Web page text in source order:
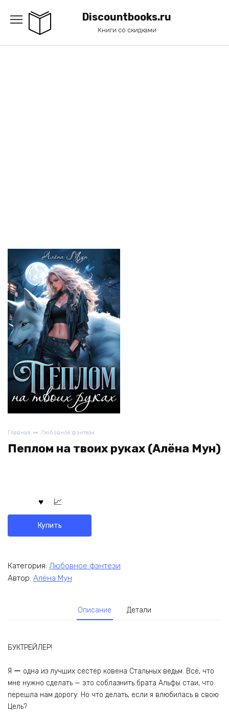
содержанию
Discountbooks.ru
Книги со скидками
Главная Любовное фэнтези
Пеплом на твоих руках (Алёна Мун)
Купить
Категория: Любовное фэнтези
Автор: Алёна Мун
Описание Детали
БУКТРЕЙЛЕР!
Я ー одна из лучших сестер ковена Стальных ведьм. Всё, что
мне нужно сделать — это соблазнить брата Альфы стаи, что
перешла нам дорогу. Но что делать, если я влюбилась в свою
Цель?